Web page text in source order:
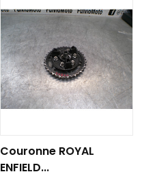
Couronne ROYAL
ENFIELD...